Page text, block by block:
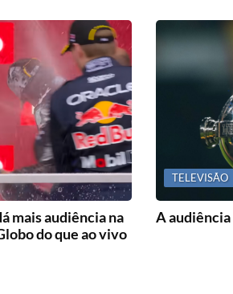
mais audiência na
do que ao vivo
TELEVISÃO
A